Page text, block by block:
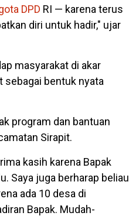
DPD RI — karena terus
diri untuk hadir," ujar
masyarakat di akar
sebagai bentuk nyata
program dan bantuan
Sirapit.
kasih karena Bapak
Saya juga berharap beliau
ada 10 desa di
Bapak. Mudah-